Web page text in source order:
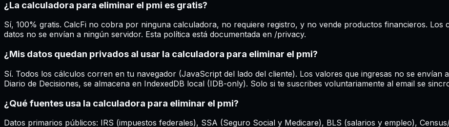
¿La calculadora para eliminar el pmi es gratis?
Sí, 100% gratis. CalcFi no cobra por ninguna calculadora, no requiere registro, y no vende productos financieros.
datos no se envían a ningún servidor. Esta política está documentada en /privacy.
¿Mis datos quedan privados al usar la calculadora para eliminar el pmi?
Sí. Todos los cálculos corren en tu navegador (JavaScript del lado del cliente). Los valores que ingresas no se envían
Diario de Decisiones, se almacena en IndexedDB local (IDB-only). Solo si te suscribes voluntariamente al email se
¿Qué fuentes usa la calculadora para eliminar el pmi?
Datos primarios públicos: IRS (impuestos federales), SSA (Seguro Social y Medicare), BLS (salarios y empleo),